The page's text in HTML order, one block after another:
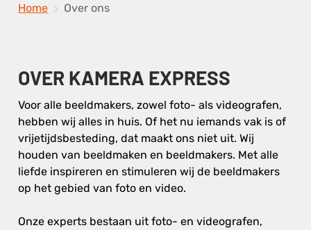
Home Over ons
OVER KAMERA EXPRESS
Voor alle beeldmakers, zowel foto- als videografen,
hebben wij alles in huis. Of het nu iemands vak is of
vrijetijdsbesteding, dat maakt ons niet uit. Wij
houden van beeldmaken en beeldmakers. Met alle
liefde inspireren en stimuleren wij de beeldmakers
op het gebied van foto en video.
Onze experts bestaan uit foto- en videografen,